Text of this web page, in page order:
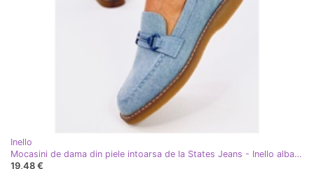
Inello
Mocasini de dama din piele intoarsa de la States Jeans - Inello albastru
19,48 €